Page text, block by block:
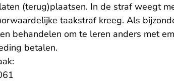
(terug)plaatsen. In de straf weegt
taakstraf kreeg. Als
behandelen om te leren anders met
betalen.